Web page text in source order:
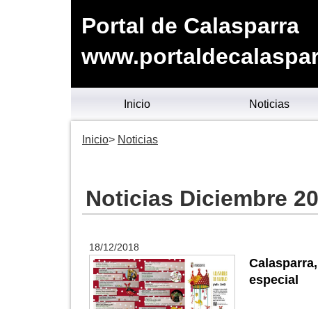
Portal de Calasparra
Inicio Noticias
Inicio Noticias
Noticias Diciembre
18/12/2018
especial